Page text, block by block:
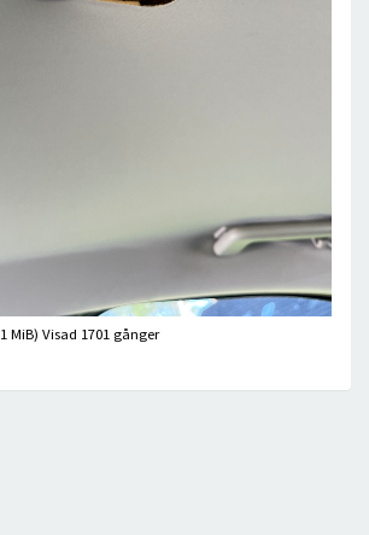
MiB) Visad 1701 gånger